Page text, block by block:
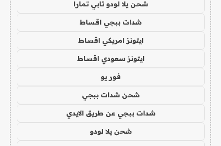
شحن يلا لودو تابي تمارا
شدات ببجي اقساط
ايتونز امريكي اقساط
ايتونز سعودي اقساط
فور يو
شحن شدات ببجي
شدات ببجي عن طريق الايدي
شحن يلا لودو